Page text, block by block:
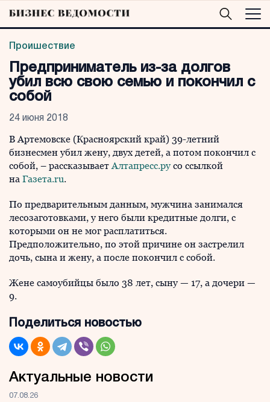
Проишествие
Предприниматель из-за долгов
убил всю свою семью и покончил с
собой
24 июня 2018
В Артемовске (Красноярский край) 39-летний
бизнесмен убил жену, двух детей, а потом покончил с
собой, – рассказываетАлтапресс.русо ссылкой
на Газета.ru.
По предварительным данным, мужчина занимался
лесозаготовками, у него были кредитные долги, с
которыми он не мог расплатиться.
Предположительно, по этой причине он застрелил
дочь, сына и жену, а после покончил с собой.
Жене самоубийцы было 38 лет, сыну — 17, а дочери —
9.
Поделиться новостью
Актуальные новости
07.08.26